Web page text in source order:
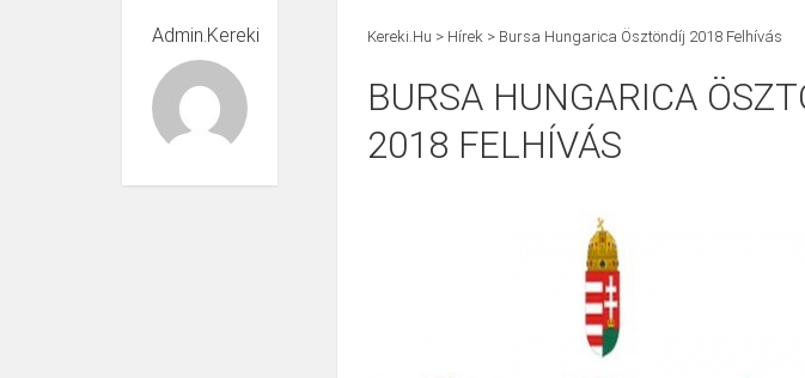
Admin.kereki Kereki.hu > Hírek > Bursa Hungarica Ösztöndíj 2018 Felhívás
BURSA HUNGARICA
2018 FELHÍVÁS